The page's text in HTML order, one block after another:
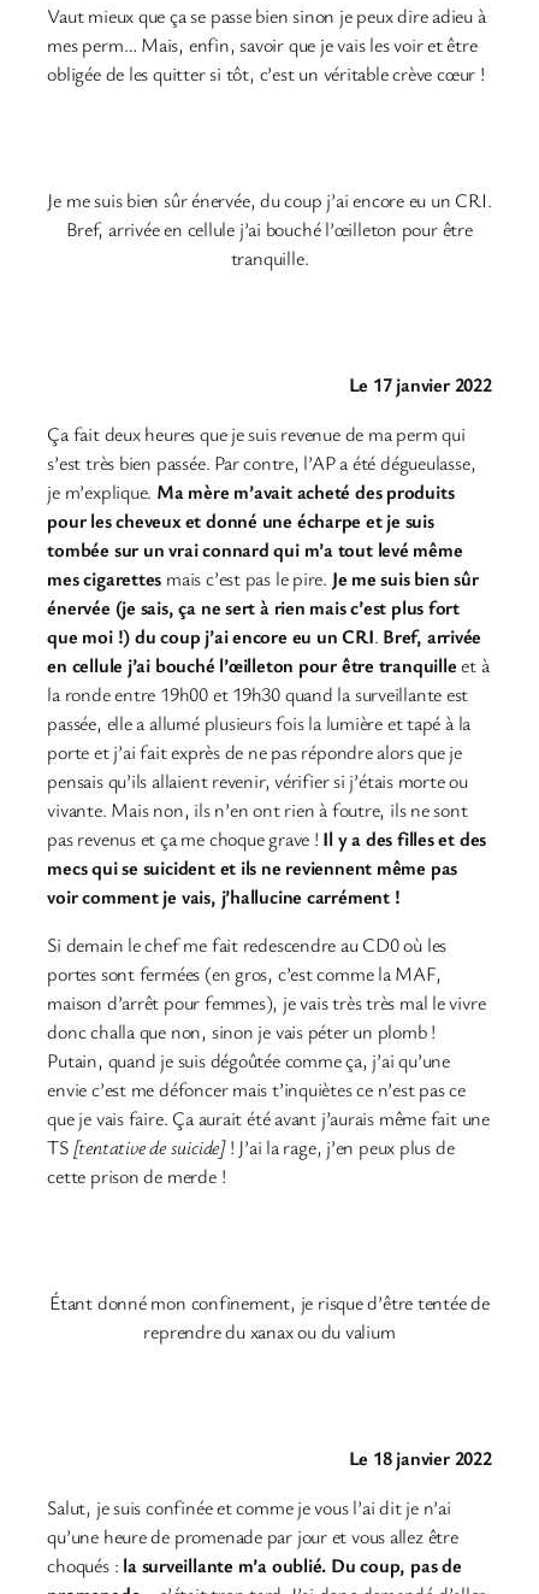
Vaut mieux que ça se passe bien sinon je peux dire adieu à
mes perm… Mais, enfin, savoir que je vais les voir et être
obligée de les quitter si tôt, c’est un véritable crève cœur !
Je me suis bien sûr énervée, du coup j’ai encore eu un CRI.
Bref, arrivée en cellule j’ai bouché l’œilleton pour être
tranquille.
Le 17 janvier 2022
Ça fait deux heures que je suis revenue de ma perm qui
s’est très bien passée. Par contre, l’AP a été dégueulasse,
je m’explique. Ma mère m’avait acheté des produits
pour les cheveux et donné une écharpe et je suis
tombée sur un vrai connard qui m’a tout levé même
mes cigarettes mais c’est pas le pire. Je me suis bien sûr
énervée (je sais, ça ne sert à rien mais c’est plus fort
que moi !) du coup j’ai encore eu un CRI. Bref, arrivée
en cellule j’ai bouché l’œilleton pour être tranquilleet à
la ronde entre 19h00 et 19h30 quand la surveillante est
passée, elle a allumé plusieurs fois la lumière et tapé à la
porte et j’ai fait exprès de ne pas répondre alors que je
pensais qu’ils allaient revenir, vérifier si j’étais morte ou
vivante. Mais non, ils n’en ont rien à foutre, ils ne sont
pas revenus et ça me choque grave ! Il y a des filles et des
mecs qui se suicident et ils ne reviennent même pas
voir comment je vais, j’hallucine carrément !
Si demain le chef me fait redescendre au CD0 où les
portes sont fermées (en gros, c’est comme la MAF,
maison d’arrêt pour femmes), je vais très très mal le vivre
donc challa que non, sinon je vais péter un plomb !
Putain, quand je suis dégoûtée comme ça, j’ai qu’une
envie c’est me défoncer mais t’inquiètes ce n’est pas ce
que je vais faire. Ça aurait été avant j’aurais même fait une
TS [tentative de suicide]! J’ai la rage, j’en peux plus de
cette prison de merde !
Étant donné mon confinement, je risque d’être tentée de
reprendre du xanax ou du valium
Le 18 janvier 2022
Salut, je suis confinée et comme je vous l’ai dit je n’ai
qu’une heure de promenade par jour et vous allez être
choqués : la surveillante m’a oublié. Du coup, pas de